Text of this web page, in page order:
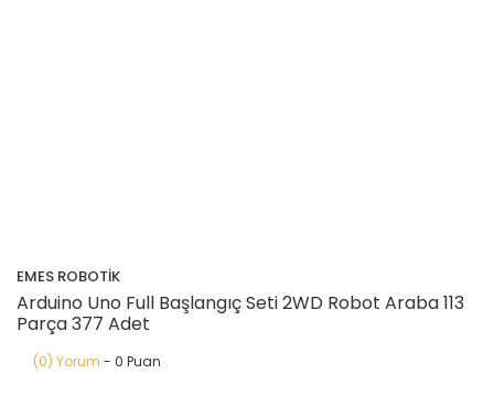
EMES ROBOTİK
Arduino Uno Full Başlangıç Seti 2WD Robot Araba 113
Parça 377 Adet
(0) Yorum - 0 Puan